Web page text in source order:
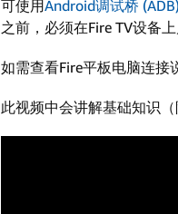
可使用Android调试桥 (ADB)
之前，必须在Fire TV设备
如需查看Fire平板电脑连接
此视频中会讲解基础知识